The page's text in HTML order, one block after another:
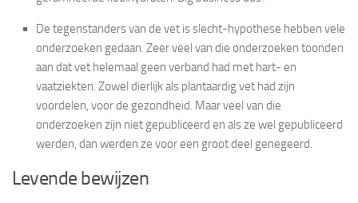
De tegenstanders van de vet is slecht-hypothese hebben vele
onderzoeken gedaan. Zeer veel van die onderzoeken toonden
aan dat vet helemaal geen verband had met hart- en
vaatziekten. Zowel dierlijk als plantaardig vet had zijn
voordelen, voor de gezondheid. Maar veel van die
onderzoeken zijn niet gepubliceerd en als ze wel gepubliceerd
werden, dan werden ze voor een groot deel genegeerd.
Levende bewijzen